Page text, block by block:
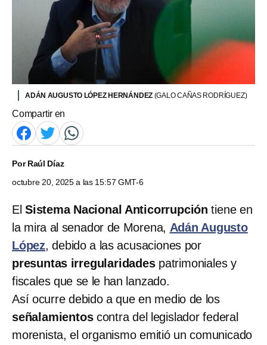
ADÁN AUGUSTO LÓPEZ HERNÁNDEZ (GALO CAÑAS RODRÍGUEZ)
Compartir en
PorRaúl Díaz
octubre 20, 2025 a las 15:57 GMT-6
El Sistema Nacional Anticorrupción tiene en
la mira al senador de Morena, Adán Augusto
López, debido a las acusaciones por
presuntas irregularidadespatrimoniales y
fiscales que se le han lanzado.
Así ocurre debido a que en medio de los
señalamientoscontra del legislador federal
morenista, el organismo emitió un comunicado